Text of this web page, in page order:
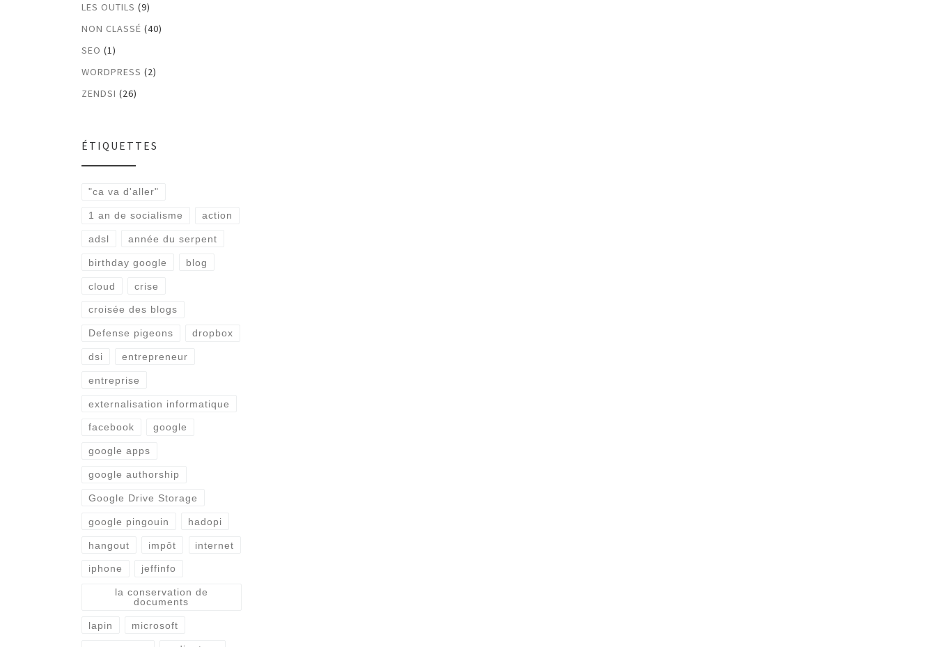
LES OUTILS (9)
NON CLASSÉ (40)
SEO (1)
WORDPRESS (2)
ZENDSI (26)
ÉTIQUETTES
"ca va d'aller"
1 an de socialisme action
adsl année du serpent
birthday google blog
cloud crise
croisée des blogs
Defense pigeons dropbox
dsi entrepreneur
entreprise
externalisation informatique
facebook google
google apps
google authorship
Google Drive Storage
google pingouin hadopi
hangout impôt internet
iphone jeffinfo
la conservation de
documents
lapin microsoft